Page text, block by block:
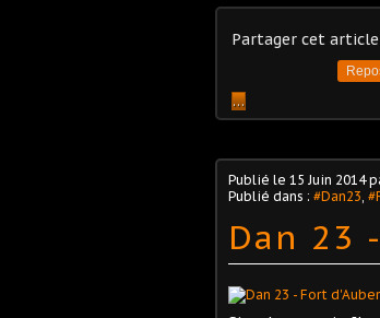
Partager cet article
…
Publié le 15 Juin 2014
Publié dans : #Dan23
Dan 23